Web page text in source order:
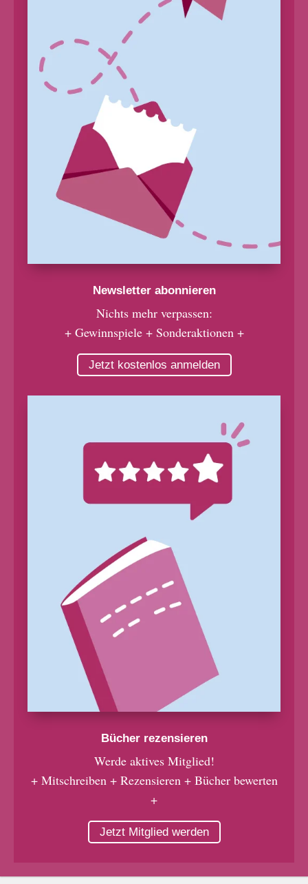
Newsletter abonnieren
Nichts mehr verpassen:
+ Gewinnspiele + Sonderaktionen +
Jetzt kostenlos anmelden
Bücher rezensieren
Werde aktives Mitglied!
+ Mitschreiben + Rezensieren + Bücher bewerten
+
Jetzt Mitglied werden